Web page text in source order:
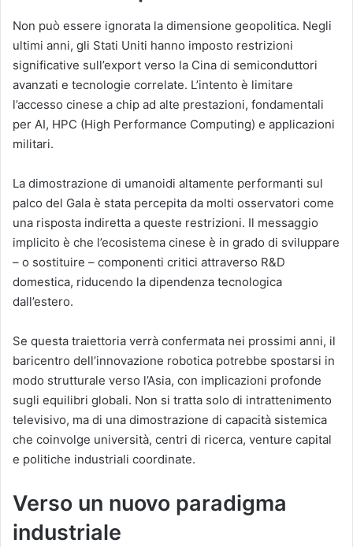
Non può essere ignorata la dimensione geopolitica. Negli
ultimi anni, gli Stati Uniti hanno imposto restrizioni
significative sull’export verso la Cina di semiconduttori
avanzati e tecnologie correlate. L’intento è limitare
l’accesso cinese a chip ad alte prestazioni, fondamentali
per AI, HPC (High Performance Computing) e applicazioni
militari.
La dimostrazione di umanoidi altamente performanti sul
palco del Gala è stata percepita da molti osservatori come
una risposta indiretta a queste restrizioni. Il messaggio
implicito è che l’ecosistema cinese è in grado di sviluppare
– o sostituire – componenti critici attraverso R&D
domestica, riducendo la dipendenza tecnologica
dall’estero.
Se questa traiettoria verrà confermata nei prossimi anni, il
baricentro dell’innovazione robotica potrebbe spostarsi in
modo strutturale verso l’Asia, con implicazioni profonde
sugli equilibri globali. Non si tratta solo di intrattenimento
televisivo, ma di una dimostrazione di capacità sistemica
che coinvolge università, centri di ricerca, venture capital
e politiche industriali coordinate.
Verso un nuovo paradigma
industriale